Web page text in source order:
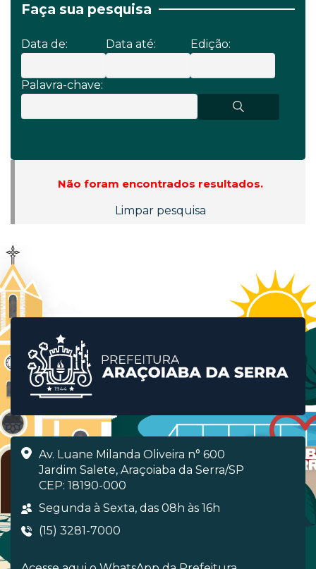
Faça sua pesquisa
Data de: Data até: Edição:
Palavra-chave:
Não foram encontrados resultados.
Limpar pesquisa
Av. Luane Milanda Oliveira n° 600
Jardim Salete, Araçoiaba da Serra/SP
CEP: 18190-000
Segunda à Sexta, das 08h às 16h
(15) 3281-7000